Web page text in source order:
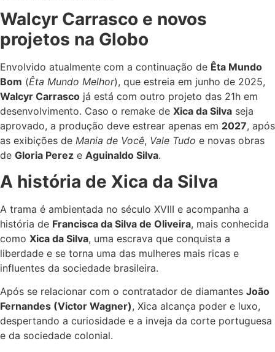
Walcyr Carrasco e novos
projetos na Globo
Envolvido atualmente com a continuação de Êta Mundo
Bom (Êta Mundo Melhor), que estreia em junho de 2025,
Walcyr Carrasco já está com outro projeto das 21h em
desenvolvimento. Caso o remake de Xica da Silva seja
aprovado, a produção deve estrear apenas em 2027, após
as exibições de Mania de Você, Vale Tudo e novas obras
de Gloria Perez e Aguinaldo Silva.
A história de Xica da Silva
A trama é ambientada no século XVIII e acompanha a
história de Francisca da Silva de Oliveira, mais conhecida
como Xica da Silva, uma escrava que conquista a
liberdade e se torna uma das mulheres mais ricas e
influentes da sociedade brasileira.
Após se relacionar com o contratador de diamantes João
Fernandes (Victor Wagner), Xica alcança poder e luxo,
despertando a curiosidade e a inveja da corte portuguesa
e da sociedade colonial.